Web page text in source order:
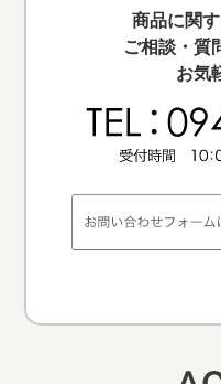
商品に関
ご相談・質
お気